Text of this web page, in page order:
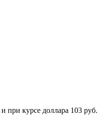
и при курсе доллара 103 руб.